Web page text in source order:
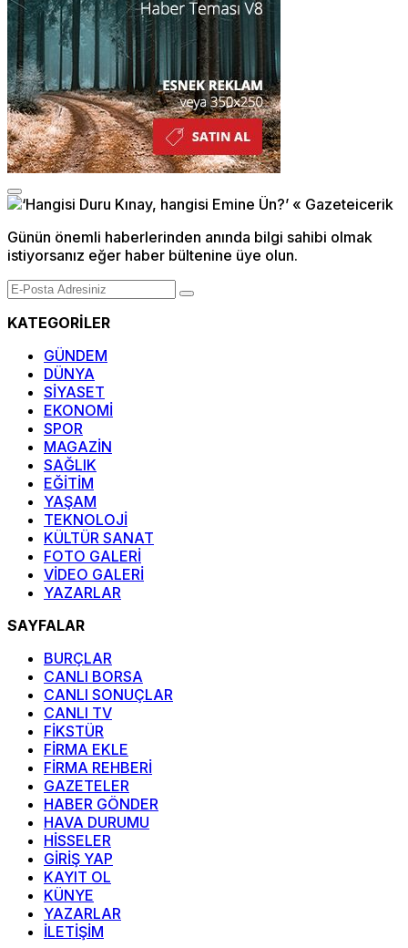
Günün önemli haberlerinden anında bilgi sahibi olmak
istiyorsanız eğer haber bültenine üye olun.
KATEGORİLER
GÜNDEM
DÜNYA
SİYASET
EKONOMİ
SPOR
MAGAZİN
SAĞLIK
EĞİTİM
YAŞAM
TEKNOLOJİ
KÜLTÜR SANAT
FOTO GALERİ
VİDEO GALERİ
YAZARLAR
SAYFALAR
BURÇLAR
CANLI BORSA
CANLI SONUÇLAR
CANLI TV
FİKSTÜR
FİRMA EKLE
FİRMA REHBERİ
GAZETELER
HABER GÖNDER
HAVA DURUMU
HİSSELER
GİRİŞ YAP
KAYIT OL
KÜNYE
YAZARLAR
İLETİŞİM